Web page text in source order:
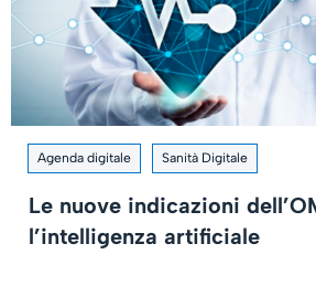
Agenda digitale Sanità Digitale
Le nuove indicazioni
l’intelligenza artificiale